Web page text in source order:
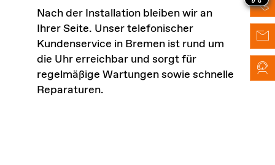
Service
Treppenliftberatung
Über Uns & Kontakt
Suche
Nach der Installation bleiben wir an
Ihrer Seite. Unser telefonischer
Kundenservice in Bremen ist rund um
die Uhr erreichbar und sorgt für
regelmäßige Wartungen sowie schnelle
Reparaturen.